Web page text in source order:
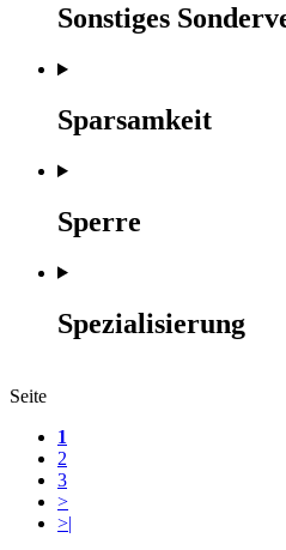
Sonstiges
Sparsamkeit
Sperre
Spezialisierung
Seite
1
2
3
>
>|